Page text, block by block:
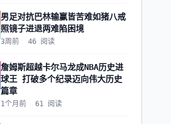
男足对抗巴林输赢皆苦难如猪八戒
照镜子进退两难陷困境
3周前 46 阅读
詹姆斯超越卡尔马龙成NBA历史进
球王 打破多个纪录迈向伟大历史
篇章
1个月前 61 阅读